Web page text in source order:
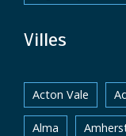
Villes
Acton Vale
Alma